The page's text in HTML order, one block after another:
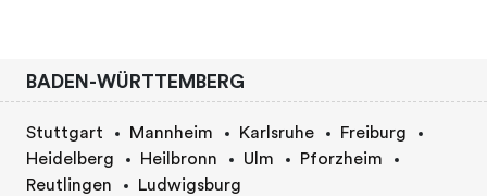
BADEN-WÜRTTEMBERG
Stuttgart Mannheim Karlsruhe
Freiburg
Heidelberg
Heilbronn Ulm
Pforzheim
Reutlingen
Ludwigsburg